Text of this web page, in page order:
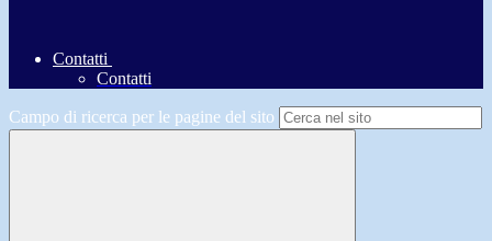
Contatti
Contatti
Campo di ricerca per le pagine del sito